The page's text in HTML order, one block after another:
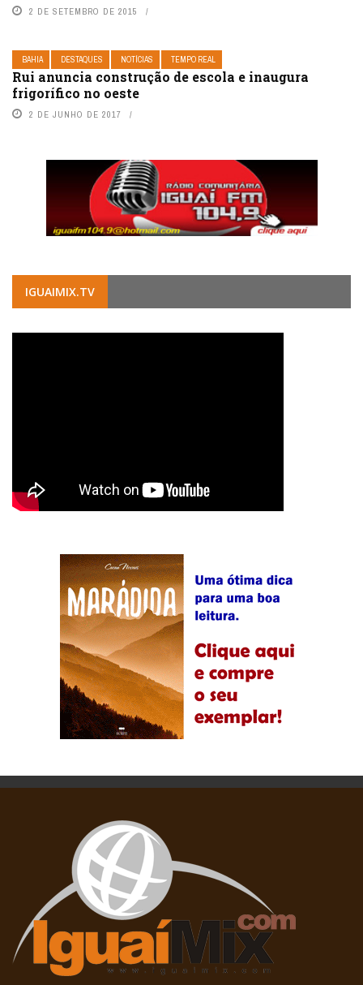
2 DE SETEMBRO DE 2015
BAHIA DESTAQUES NOTÍCIAS TEMPO REAL
Rui anuncia construção de escola e inaugura
frigorífico no oeste
2 DE JUNHO DE 2017
IGUAIMIX.TV